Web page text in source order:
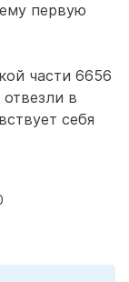
первую
части 6656
в
себя